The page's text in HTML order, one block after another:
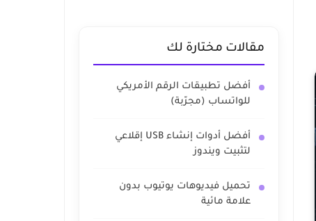
مقالات مختارة لك
أفضل تطبيقات الرقم الأمريكي
للواتساب (مجرّبة)
أفضل أدوات إنشاء USB إقلاعي
لتثبيت ويندوز
تحميل فيديوهات يوتيوب بدون
علامة مائية